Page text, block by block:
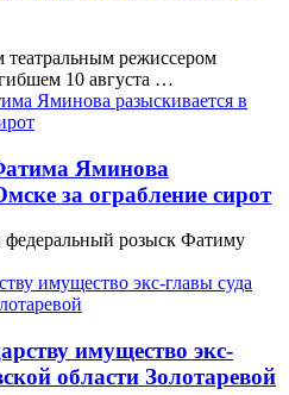
режиссером
10 августа …
Яминова
за ограбление сирот
розыск Фатиму
имущество экс-
области Золотаревой